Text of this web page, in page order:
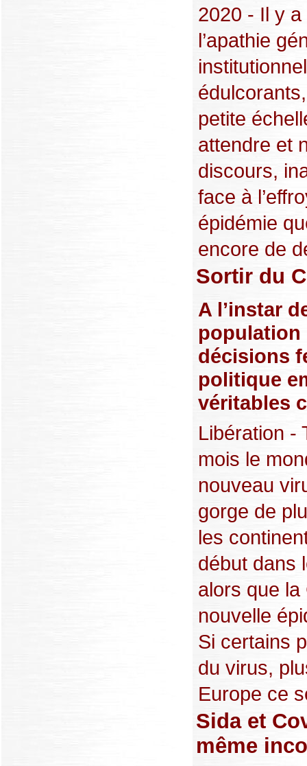
2020 - Il y
l’apathie
petite
attendre et
discours,
face à
épidémie
encore de
Sortir du
A l’instar
population
décisions
politique
véritables
Libération -
mois le
nouveau
gorge de
les
début dans
alors que
nouvelle
Si certains
du virus,
Europe ce
Sida et
même